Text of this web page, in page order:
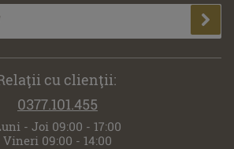
cu clienţii:
0377.101.455
- Joi 09:00 - 17:00
Vineri 09:00 - 14:00